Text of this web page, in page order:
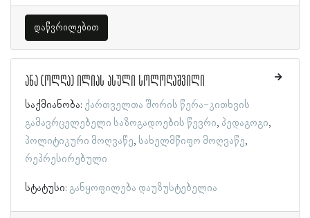
დაწვრილებით
ანა (ოლღა) ილიას ასული სოლოღაშვილი
საქმიანობა: ქართველთა შორის წერა-კითხვის
გამავრცელებელი საზოგადოების წევრი პედაგოგი
პოლიტიკური მოღვაწე სახელმწიფო მოღვაწე
რეპრესირებული
სტატუსი: განყოფილება დაუზუსტებელია